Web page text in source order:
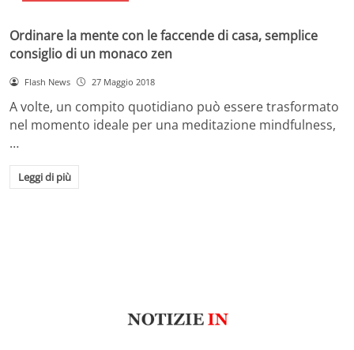
Ordinare la mente con le faccende di casa, semplice
consiglio di un monaco zen
Flash News 27 Maggio 2018
A volte, un compito quotidiano può essere trasformato
nel momento ideale per una meditazione mindfulness,
…
Leggi di più